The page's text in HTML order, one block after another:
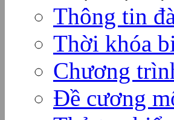
Thông tin
Thời khóa
Chương
Đề cương